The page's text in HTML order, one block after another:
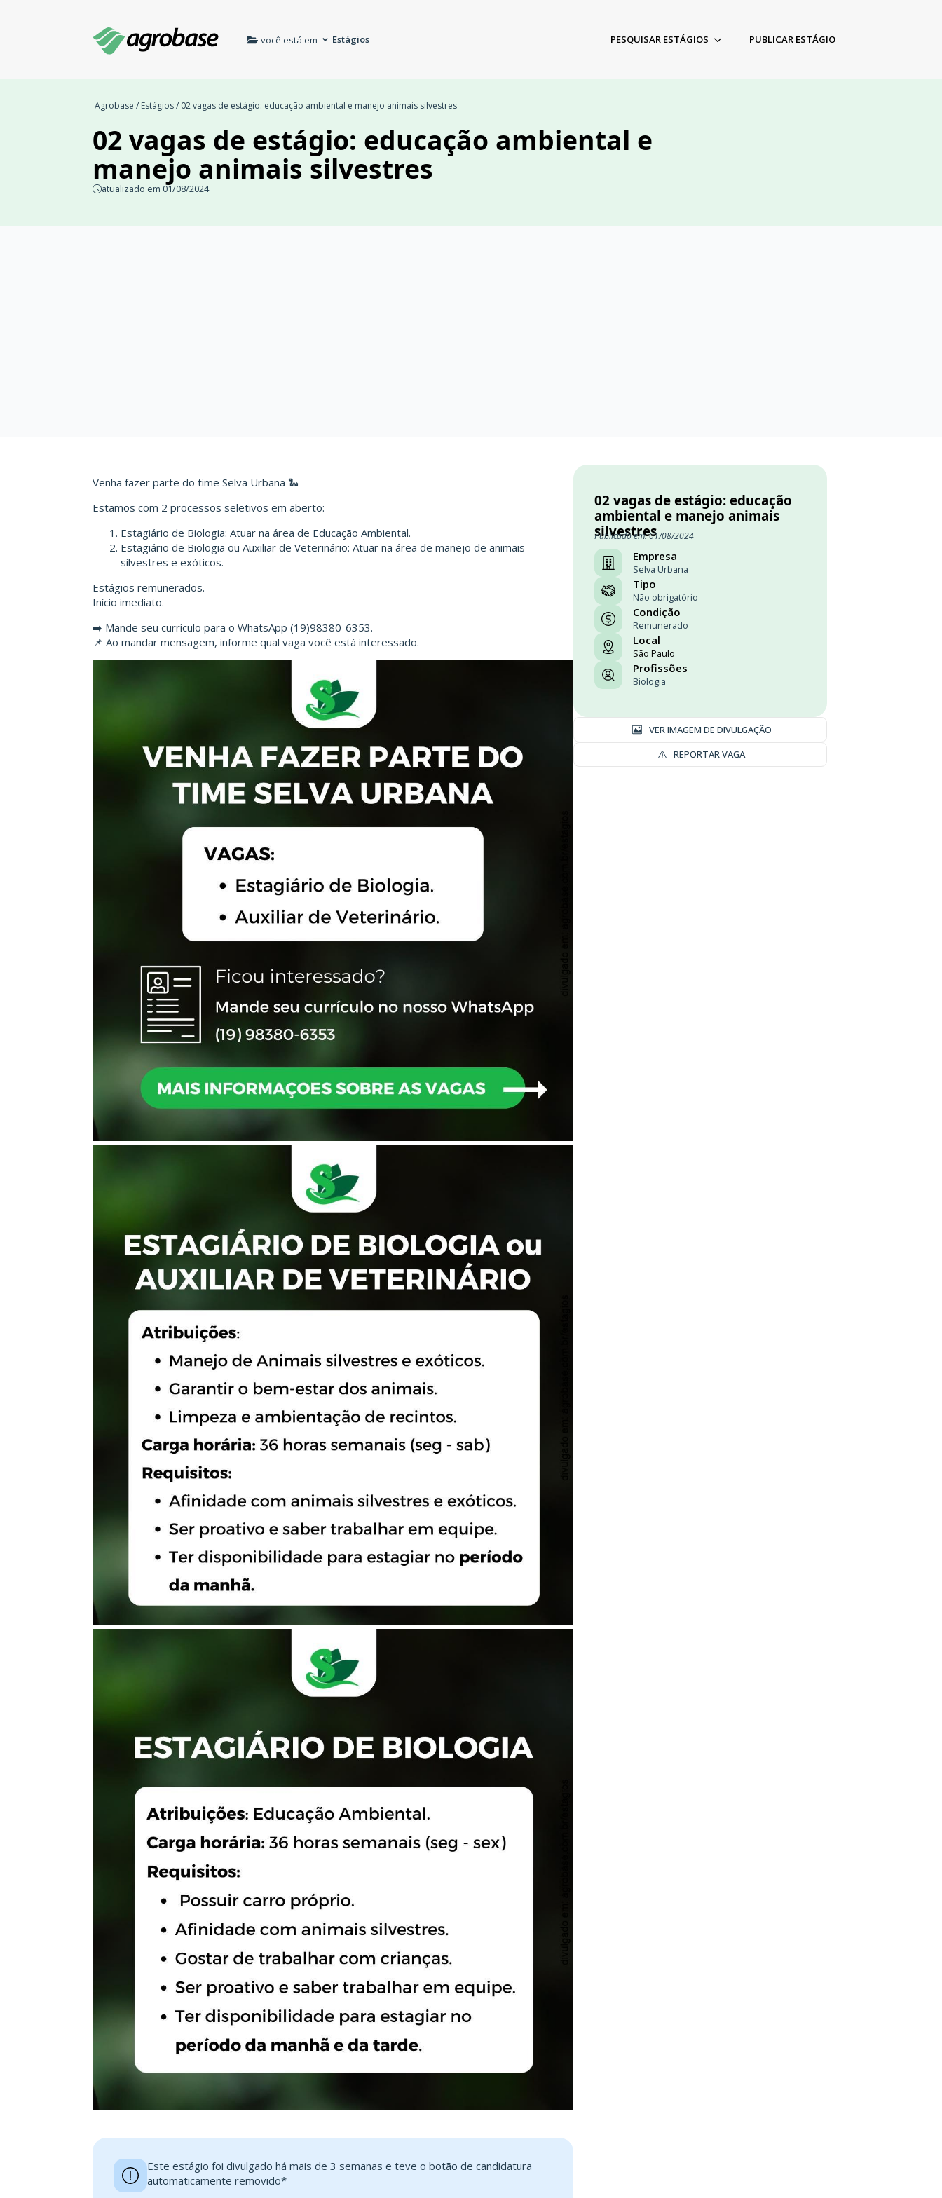
você está em Estágios PESQUISAR ESTÁGIOS PUBLICAR ESTÁGIO
Agrobase / Estágios/ 02 vagas de estágio: educação ambiental e manejo animais silvestres
02 vagas de estágio: educação ambiental e
manejo animais silvestres
atualizado em 01/08/2024
Venha fazer parte do time Selva Urbana 🐍
Estamos com 2 processos seletivos em aberto:
Estagiário de Biologia: Atuar na área de Educação Ambiental.
Estagiário de Biologia ou Auxiliar de Veterinário: Atuar na área de manejo de animais
silvestres e exóticos.
Estágios remunerados.
Início imediato.
➡️ Mande seu currículo para o WhatsApp (19)98380-6353.
📌 Ao mandar mensagem, informe qual vaga você está interessado.
Este estágio foi divulgado há mais de 3 semanas e teve o botão de candidatura
automaticamente removido*
02 vagas de estágio: educação
ambiental e manejo animais
silvestres
Publicado em: 01/08/2024
Empresa
Selva Urbana
Tipo
Não obrigatório
Condição
Remunerado
Local
São Paulo
Profissões
Biologia
VER IMAGEM DE DIVULGAÇÃO
REPORTAR VAGA